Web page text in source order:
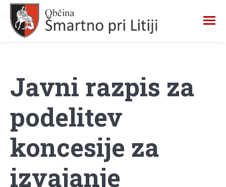
Javni razpis za
podelitev
koncesije za
izvajanje